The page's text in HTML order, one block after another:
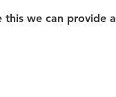
this we can provide a